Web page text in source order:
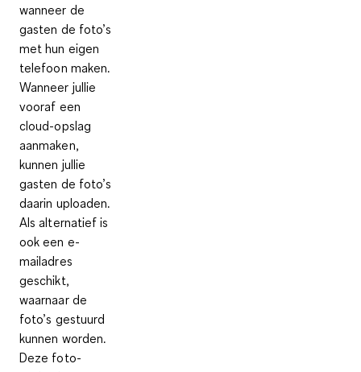
wanneer de
gasten de foto’s
met hun eigen
telefoon maken.
Wanneer jullie
vooraf een
cloud-opslag
aanmaken,
kunnen jullie
gasten de foto’s
daarin uploaden.
Als alternatief is
ook een e-
mailadres
geschikt,
waarnaar de
foto’s gestuurd
kunnen worden.
Deze foto-